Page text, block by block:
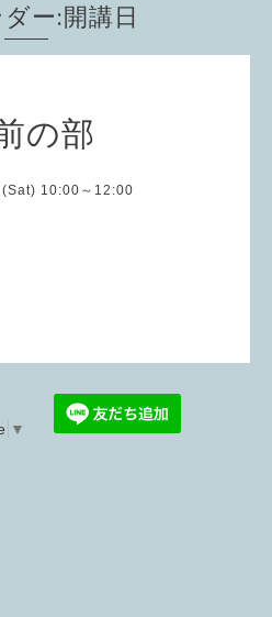
ー:開講日
の部
10:00～12:00
▼